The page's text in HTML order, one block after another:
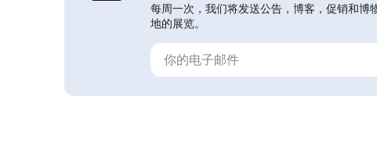
每周一次，我们将发送公告，博客，促销和博
地的展览。